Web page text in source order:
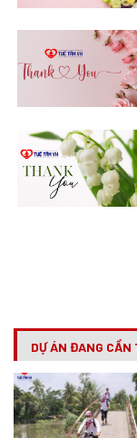
DỰ ÁN ĐANG CẦN